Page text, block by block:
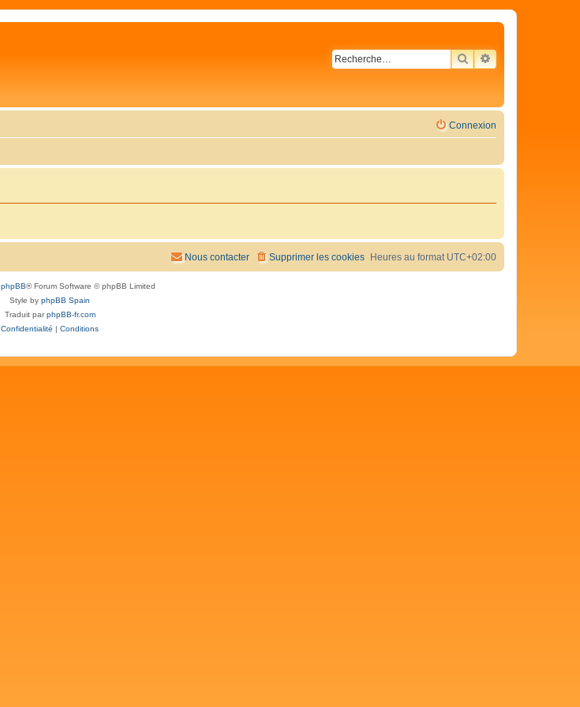
RECHERCHER
RECHERCHE
Connexion
Heures au format UTC+02:00
Supprimer les cookies
Nous contacter
phpBB® Forum Software © phpBB Limited
Style by phpBB Spain
Traduit parphpBB-fr.com
Confidentialité | Conditions